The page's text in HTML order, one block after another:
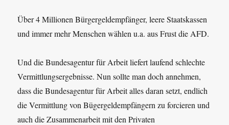
Über 4 Millionen Bürgergeldempfänger, leere Staatskassen
und immer mehr Menschen wählen u.a. aus Frust die AFD.
Und die Bundesagentur für Arbeit liefert laufend schlechte
Vermittlungsergebnisse. Nun sollte man doch annehmen,
dass die Bundesagentur für Arbeit alles daran setzt, endlich
die Vermittlung von Bügergeldempfängern zu forcieren und
auch die Zusammenarbeit mit den Privaten